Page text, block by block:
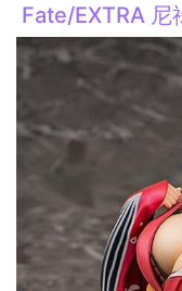
Fate/EXTRA 尼